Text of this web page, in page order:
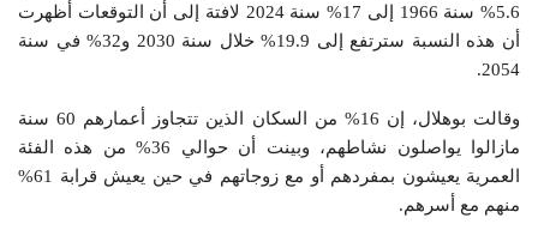
5.6% سنة 1966 إلى 17% سنة 2024 لافتة إلى أن التوقعات أظهرت
أن هذه النسبة سترتفع إلى 19.9% خلال سنة 2030 و32% في سنة
2054.
وقالت بوهلال، إن 16% من السكان الذين تتجاوز أعمارهم 60 سنة
مازالوا يواصلون نشاطهم، وبينت أن حوالي 36% من هذه الفئة
العمرية يعيشون بمفردهم أو مع زوجاتهم في حين يعيش قرابة 61%
منهم مع أسرهم.